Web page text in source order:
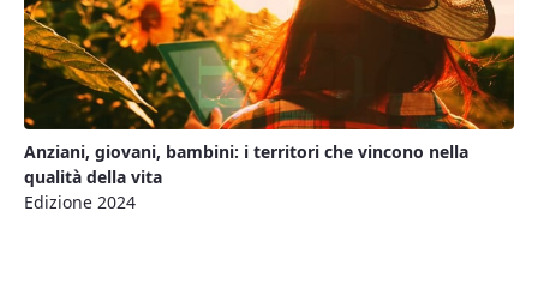
Anziani, giovani, bambini: i territori che vincono nella
qualità della vita
Edizione 2024